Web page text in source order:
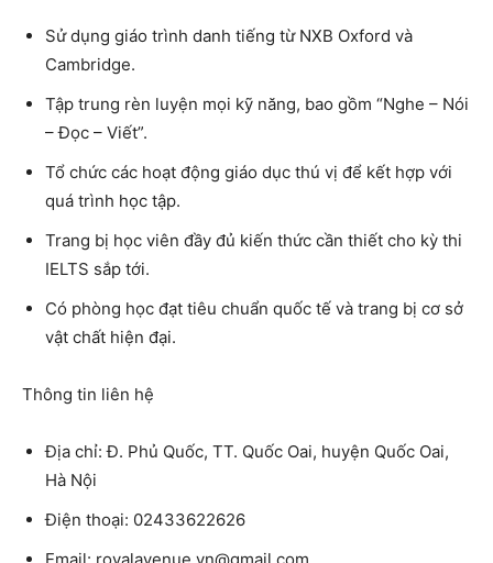
Sử dụng giáo trình danh tiếng từ NXB Oxford và
Cambridge.
Tập trung rèn luyện mọi kỹ năng, bao gồm “Nghe – Nói
– Đọc – Viết”.
Tổ chức các hoạt động giáo dục thú vị để kết hợp với
quá trình học tập.
Trang bị học viên đầy đủ kiến thức cần thiết cho kỳ thi
IELTS sắp tới.
Có phòng học đạt tiêu chuẩn quốc tế và trang bị cơ sở
vật chất hiện đại.
Thông tin liên hệ
Địa chỉ: Đ. Phủ Quốc, TT. Quốc Oai, huyện Quốc Oai,
Hà Nội
Điện thoại: 02433622626
Email: royalavenue.vn@gmail.com